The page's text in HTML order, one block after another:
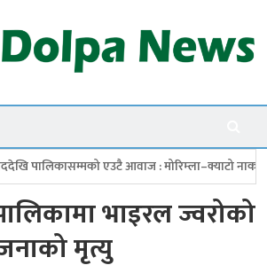
: मोरिम्ला–क्याटो नाका तत्काल खोल चारबुँदे
भाइरल ज्वरोको
मृत्यु